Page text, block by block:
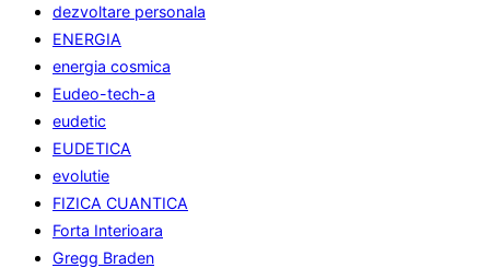
dezvoltare personala
ENERGIA
energia cosmica
Eudeo-tech-a
eudetic
EUDETICA
evolutie
FIZICA CUANTICA
Forta Interioara
Gregg Braden